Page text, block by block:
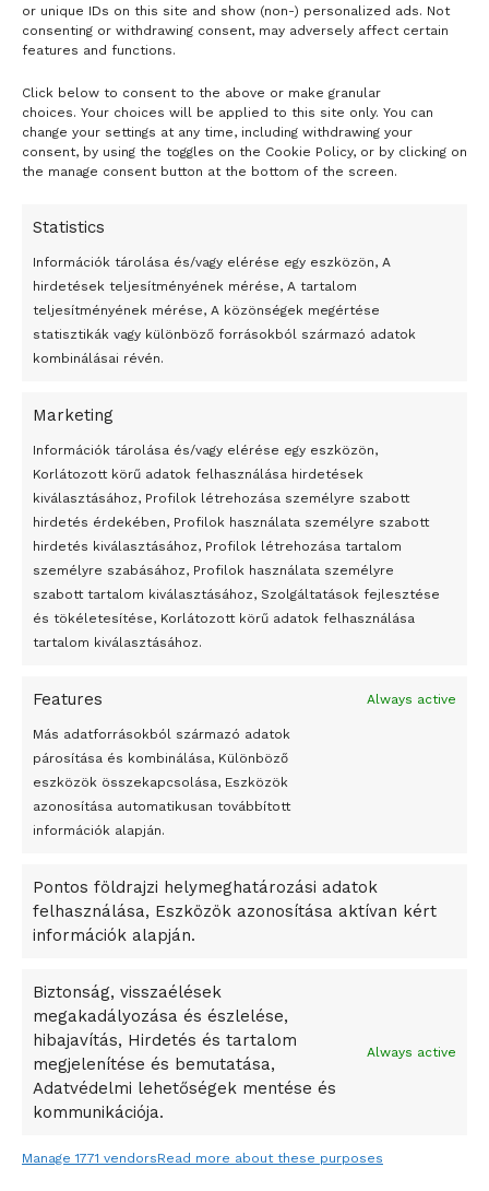
or unique IDs on this site and show (non-) personalized ads. Not
consenting or withdrawing consent, may adversely affect certain
features and functions.
Click below to consent to the above or make granular
choices. Your choices will be applied to this site only. You can
change your settings at any time, including withdrawing your
consent, by using the toggles on the Cookie Policy, or by clicking on
the manage consent button at the bottom of the screen.
Statistics
Információk tárolása és/vagy elérése egy eszközön, A
hirdetések teljesítményének mérése, A tartalom
teljesítményének mérése, A közönségek megértése
statisztikák vagy különböző forrásokból származó adatok
kombinálásai révén.
Marketing
Információk tárolása és/vagy elérése egy eszközön,
Korlátozott körű adatok felhasználása hirdetések
kiválasztásához, Profilok létrehozása személyre szabott
hirdetés érdekében, Profilok használata személyre szabott
hirdetés kiválasztásához, Profilok létrehozása tartalom
személyre szabásához, Profilok használata személyre
szabott tartalom kiválasztásához, Szolgáltatások fejlesztése
és tökéletesítése, Korlátozott körű adatok felhasználása
tartalom kiválasztásához.
Features Always active
Más adatforrásokból származó adatok
párosítása és kombinálása, Különböző
eszközök összekapcsolása, Eszközök
azonosítása automatikusan továbbított
információk alapján.
Pontos földrajzi helymeghatározási adatok
felhasználása, Eszközök azonosítása aktívan kért
információk alapján.
Biztonság, visszaélések
megakadályozása és észlelése,
hibajavítás, Hirdetés és tartalom
megjelenítése és bemutatása,
Adatvédelmi lehetőségek mentése és
kommunikációja.
Always active
Manage 1771 vendorsRead more about these purposes
- H I R D E T É S -
Átmenetileg szünetelnek az összecsapások Bahmutnál
Egy vagyonért adták el Banksy művét miután elégették.
Az 1950-ben elhunyt alkotók művei szabadon
felhasználhatóvá válnak
Megváltoztatják a montenegrói egyházügyi törvény
Peking – A visegrádi országok zsidó kulturális örökségét
bemutató fotókiállítás nyílt
Megveszi az osztrák Wienerberger az amerikai Meridian
Bricket
A Startup Campus egyetemi programjainak legjobbjai az
A Ringo Starr új albummal jelentkezik
A Vajdasági Magyar Szövetség államtitkárait kinevezték
Dzsingisz kán hódító hadjárata okozta
Kuramagomedov ötödik, Muszukajev elődöntős – Birkózó
világkupa